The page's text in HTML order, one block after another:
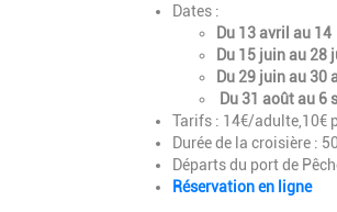
Dates :
Du 13 avril au
Du 15 juin au 28
Du 29 juin au 30
Du 31 août au 6
Tarifs : 14€/adulte,10€
Durée de la croisière :
Départs du port de
Réservation en ligne